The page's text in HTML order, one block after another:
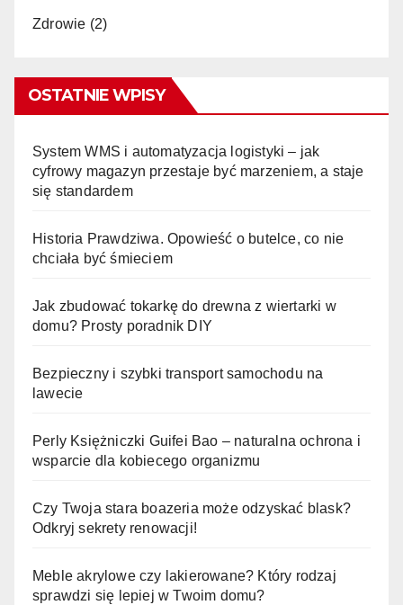
Zdrowie (2)
OSTATNIE WPISY
System WMS i automatyzacja logistyki – jak
cyfrowy magazyn przestaje być marzeniem, a staje
się standardem
Historia Prawdziwa. Opowieść o butelce, co nie
chciała być śmieciem
Jak zbudować tokarkę do drewna z wiertarki w
domu? Prosty poradnik DIY
Bezpieczny i szybki transport samochodu na
lawecie
Perly Księżniczki Guifei Bao – naturalna ochrona i
wsparcie dla kobiecego organizmu
Czy Twoja stara boazeria może odzyskać blask?
Odkryj sekrety renowacji!
Meble akrylowe czy lakierowane? Który rodzaj
sprawdzi się lepiej w Twoim domu?